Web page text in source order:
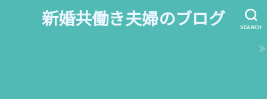
SEARCH
新婚共働き夫婦のブログ